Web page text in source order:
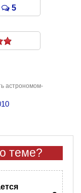
5
астрономом-
теме?